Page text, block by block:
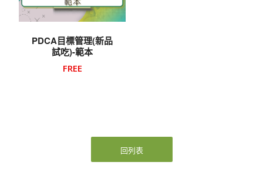
PDCA目標管理(新品
試吃)-範本
FREE
回列表